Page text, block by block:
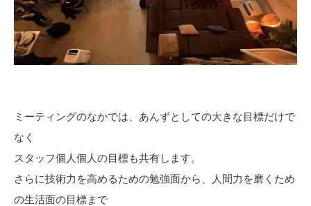
ミーティングのなかでは、あんずとしての大きな目標だけで
なく
スタッフ個人個人の目標も共有します。
さらに技術力を高めるための勉強面から、人間力を磨くため
の生活面の目標まで